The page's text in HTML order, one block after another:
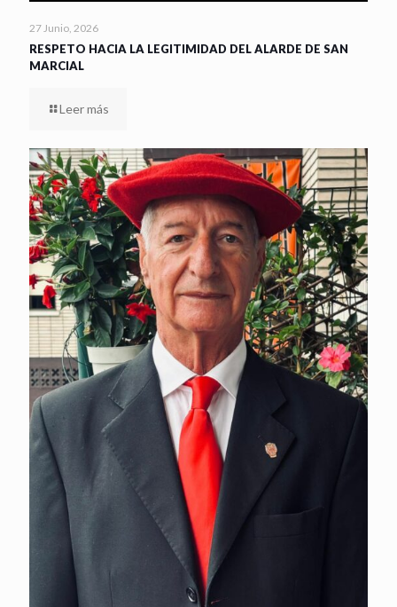
27 Junio, 2026
RESPETO HACIA LA LEGITIMIDAD DEL ALARDE DE SAN
MARCIAL
Leer más